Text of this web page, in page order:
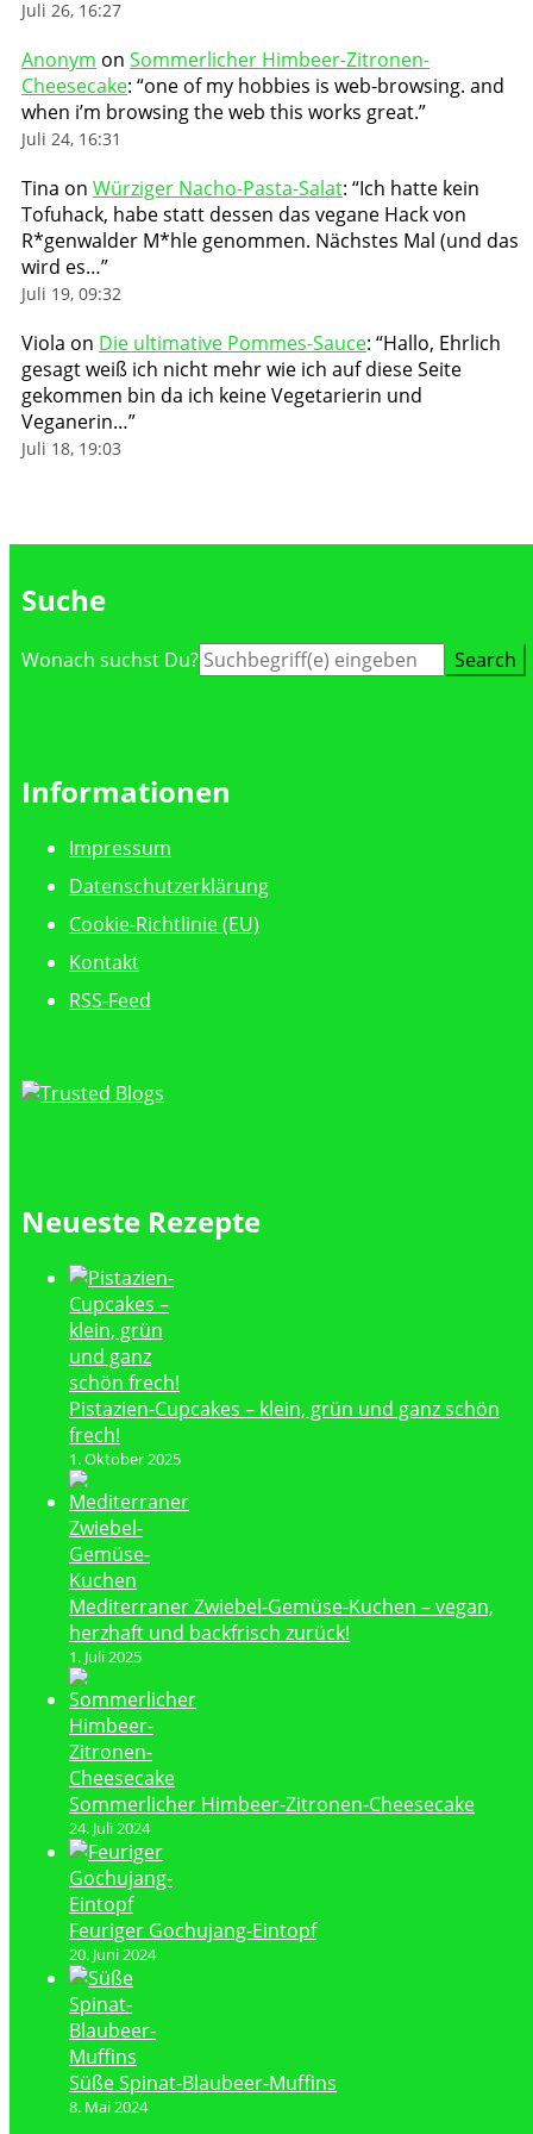
Juli 26, 16:27
Anonym on Sommerlicher Himbeer-Zitronen-
Cheesecake: “one of my hobbies is web-browsing. and
when i’m browsing the web this works great.”
Juli 24, 16:31
Tina on Würziger Nacho-Pasta-Salat: “Ich hatte kein
Tofuhack, habe statt dessen das vegane Hack von
R*genwalder M*hle genommen. Nächstes Mal (und das
wird es…”
Juli 19, 09:32
Viola on Die ultimative Pommes-Sauce: “Hallo, Ehrlich
gesagt weiß ich nicht mehr wie ich auf diese Seite
gekommen bin da ich keine Vegetarierin und
Veganerin…”
Juli 18, 19:03
Suche
Suche
Wonach suchst Du?
Informationen
Impressum
Datenschutzerklärung
Cookie-Richtlinie (EU)
Kontakt
RSS-Feed
Neueste Rezepte
Pistazien-Cupcakes – klein, grün und ganz schön
frech!
1. Oktober 2025
Mediterraner Zwiebel-Gemüse-Kuchen – vegan,
herzhaft und backfrisch zurück!
1. Juli 2025
Sommerlicher Himbeer-Zitronen-Cheesecake
24. Juli 2024
Feuriger Gochujang-Eintopf
20. Juni 2024
Süße Spinat-Blaubeer-Muffins
8. Mai 2024